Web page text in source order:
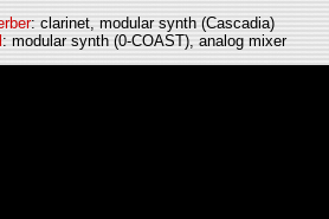
: clarinet, modular synth (Cascadia)
: modular synth (0-COAST), analog mixer